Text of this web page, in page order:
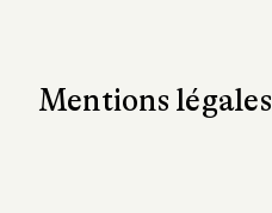
Mentions légales